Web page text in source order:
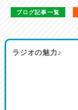
ブログ記事一覧
ラジオの魅力♪